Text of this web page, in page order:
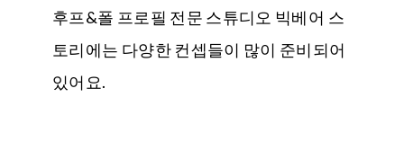
후프&폴 프로필 전문 스튜디오 빅베어 스
토리에는 다양한 컨셉들이 많이 준비되어
있어요.